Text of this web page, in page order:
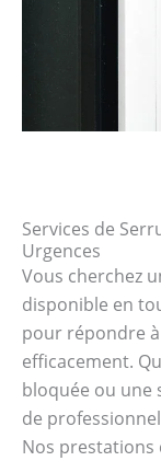
Services de
Urgences
Vous cherchez
disponible en
pour répondre
efficacement.
bloquée ou une
de
Nos prestations